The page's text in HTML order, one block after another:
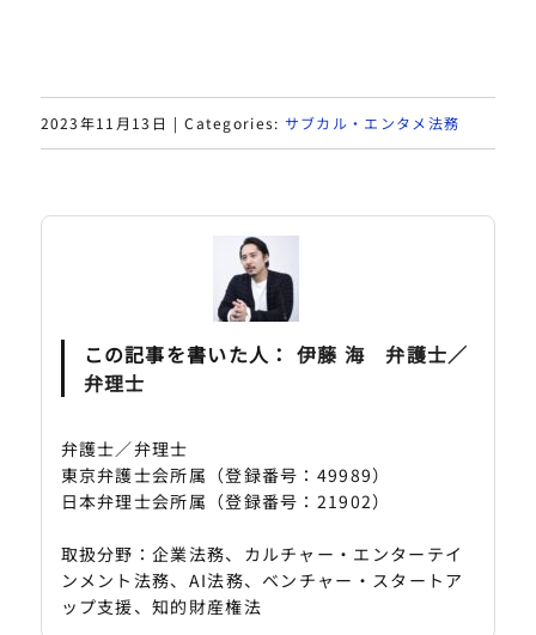
2023年11月13日 | Categories: サブカル・エンタメ法務
この記事を書いた人： 伊藤 海 弁護士／
弁理士
弁護士／弁理士
東京弁護士会所属（登録番号：49989）
日本弁理士会所属（登録番号：21902）
取扱分野：企業法務、カルチャー・エンターテイ
ンメント法務、AI法務、ベンチャー・スタートア
ップ支援、知的財産権法